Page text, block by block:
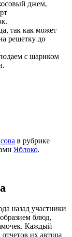
джем,
так как может
решетку до
с шариком
в рубрике
Яблоко.
назад участники
блюд,
Каждый
их автора